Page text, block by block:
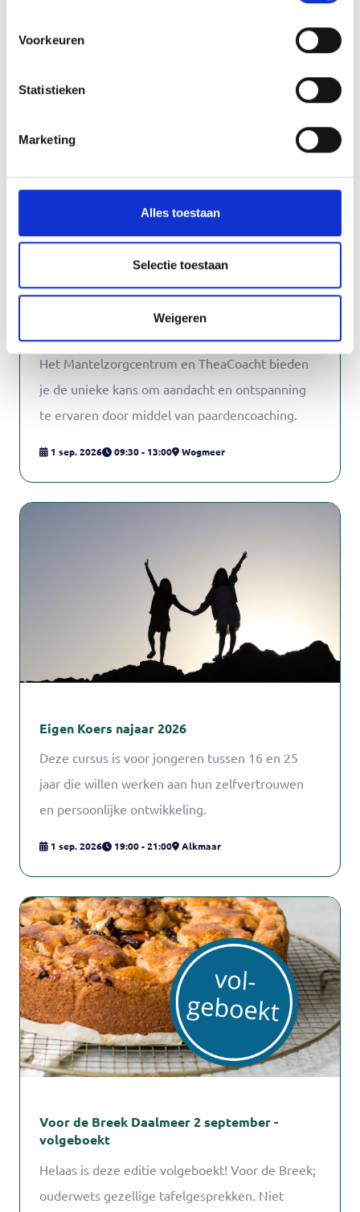
Voorkeuren
Statistieken
Marketing
Alles toestaan
Selectie toestaan
Weigeren
door middel van de VR Bril.
Het Mantelzorgcentrum en TheaCoacht bieden
je de unieke kans om aandacht en ontspanning
te ervaren door middel van paardencoaching.
1 sep. 2026 09:30 - 13:00 Wogmeer
Eigen Koers najaar 2026
Deze cursus is voor jongeren tussen 16 en 25
jaar die willen werken aan hun zelfvertrouwen
en persoonlijke ontwikkeling.
1 sep. 2026 19:00 - 21:00 Alkmaar
Voor de Breek Daalmeer 2 september -
volgeboekt
Helaas is deze editie volgeboekt! Voor de Breek;
ouderwets gezellige tafelgesprekken. Niet